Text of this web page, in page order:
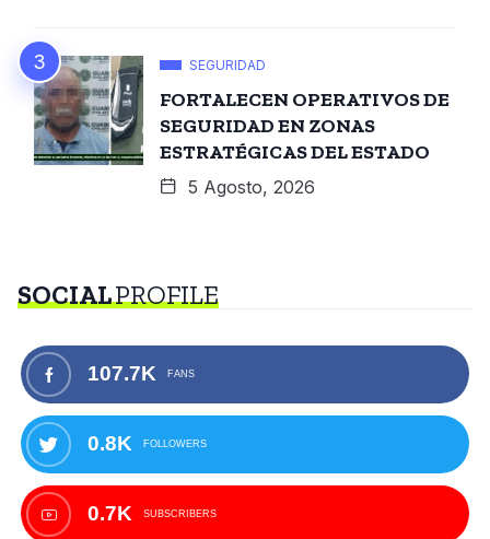
SEGURIDAD
FORTALECEN OPERATIVOS DE
SEGURIDAD EN ZONAS
ESTRATÉGICAS DEL ESTADO
5 Agosto, 2026
SOCIALPROFILE
107.7K FANS
0.8K FOLLOWERS
0.7K SUBSCRIBERS